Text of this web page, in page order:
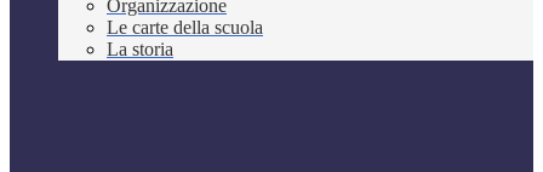
Organizzazione
Le carte della scuola
La storia